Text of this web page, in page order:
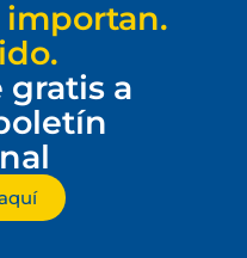
importan.
gratis a